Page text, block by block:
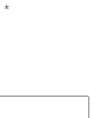
*